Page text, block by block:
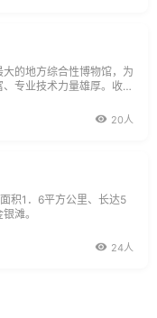
的地方综合性博物馆，为
专业技术力量雄厚。收藏
博物馆举办陈列展览，注20人
积1．6平方公里、长达5
滩。
24人